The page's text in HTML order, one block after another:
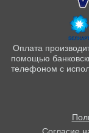
Оплата
помощью
телефоном с
Согласие